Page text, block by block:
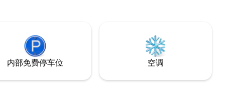
内部免费停车位 空调